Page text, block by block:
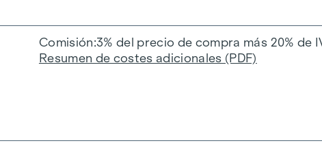
Comisión 3% del precio de compra más 20% de
Resumen de costes adicionales (PDF)